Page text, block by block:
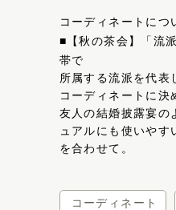
コーディネートにつ
■【秋の茶会】「流
帯で
所属する流派を代表
コーディネートに決
友人の結婚披露宴の
ュアルにも使いや
を合わせて。
コーディネート